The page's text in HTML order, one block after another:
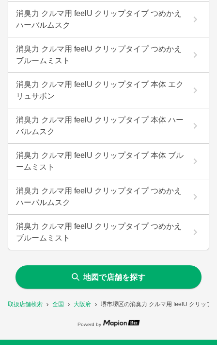
取扱店舗検索 全国 大阪府 堺市堺区の消臭力 クルマ用 feelU クリップ
消臭力 クルマ用 feelU クリップタイプ つめかえ
ハーバルムスク
消臭力 クルマ用 feelU クリップタイプ つめかえ
ブルームミスト
消臭力 クルマ用 feelU クリップタイプ 本体 エク
リュサボン
消臭力 クルマ用 feelU クリップタイプ 本体 ハー
バルムスク
消臭力 クルマ用 feelU クリップタイプ 本体 ブル
ームミスト
消臭力 クルマ用 feelU クリップタイプ つめかえ
ハーバルムスク
消臭力 クルマ用 feelU クリップタイプ つめかえ
ブルームミスト
地図で店舗を探す
Powerd by